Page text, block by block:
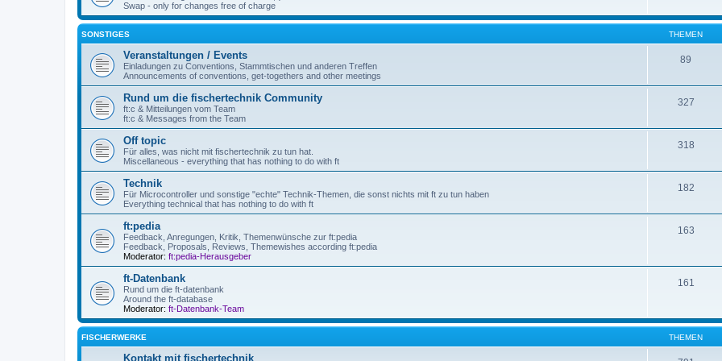
Swap - only for changes free of charge
SONSTIGES THEMEN
Veranstaltungen / Events
Einladungen zu Conventions, Stammtischen und anderen Treffen
Announcements of conventions, get-togethers and other meetings
89
Rund um die fischertechnik Community
ft:c & Mitteilungen vom Team
ft:c & Messages from the Team
327
Off topic
Für alles, was nicht mit fischertechnik zu tun hat.
Miscellaneous - everything that has nothing to do with ft
318
Technik
Für Microcontroller und sonstige "echte" Technik-Themen, die sonst nichts mit ft zu tun haben
Everything technical that has nothing to do with ft
182
ft:pedia
Feedback, Anregungen, Kritik, Themenwünsche zur ft:pedia
Feedback, Proposals, Reviews, Themewishes according ft:pedia
Moderator: ft:pedia-Herausgeber
163
ft-Datenbank
Rund um die ft-datenbank
Around the ft-database
Moderator: ft-Datenbank-Team
161
FISCHERWERKE THEMEN
Kontakt mit fischertechnik